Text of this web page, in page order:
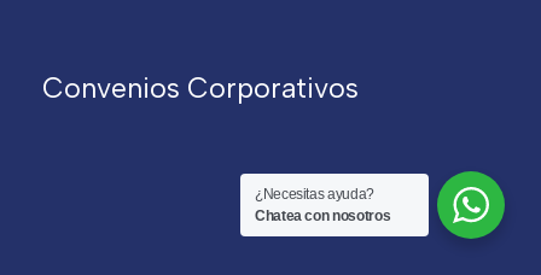
Convenios Corporativos
¿Necesitas ayuda?
Chatea con nosotros